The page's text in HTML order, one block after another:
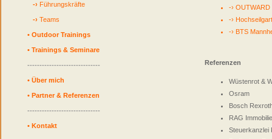
-› Führungskräfte
-› Teams
• Outdoor Trainings
• Trainings & Seminare
------------------------------
• Über mich
• Partner & Referenzen
------------------------------
• Kontakt
-›
-›
-› BTS
Referenzen
Wüstenrot &
Osram
Bosch
RAG
Steuerkanzlei